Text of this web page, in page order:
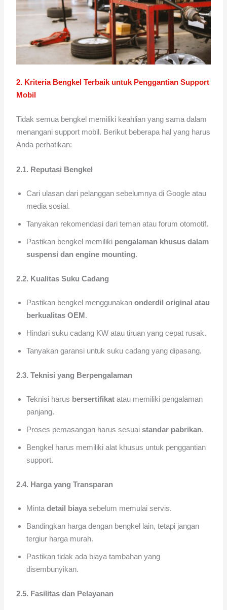
2. Kriteria Bengkel Terbaik untuk Penggantian Support
Mobil
Tidak semua bengkel memiliki keahlian yang sama dalam
menangani support mobil. Berikut beberapa hal yang harus
Anda perhatikan:
2.1. Reputasi Bengkel
Cari ulasan dari pelanggan sebelumnya di Google atau
media sosial.
Tanyakan rekomendasi dari teman atau forum otomotif.
Pastikan bengkel memiliki pengalaman khusus dalam
suspensi dan engine mounting.
2.2. Kualitas Suku Cadang
Pastikan bengkel menggunakanonderdil original atau
berkualitas OEM.
Hindari suku cadang KW atau tiruan yang cepat rusak.
Tanyakan garansi untuk suku cadang yang dipasang.
2.3. Teknisi yang Berpengalaman
Teknisi harus bersertifikat atau memiliki pengalaman
panjang.
Proses pemasangan harus sesuaistandar pabrikan.
Bengkel harus memiliki alat khusus untuk penggantian
support.
2.4. Harga yang Transparan
Mintadetail biaya sebelum memulai servis.
Bandingkan harga dengan bengkel lain, tetapi jangan
tergiur harga murah.
Pastikan tidak ada biaya tambahan yang
disembunyikan.
2.5. Fasilitas dan Pelayanan